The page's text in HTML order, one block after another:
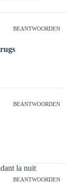
BEANTWOORDEN
BEANTWOORDEN
la nuit
BEANTWOORDEN